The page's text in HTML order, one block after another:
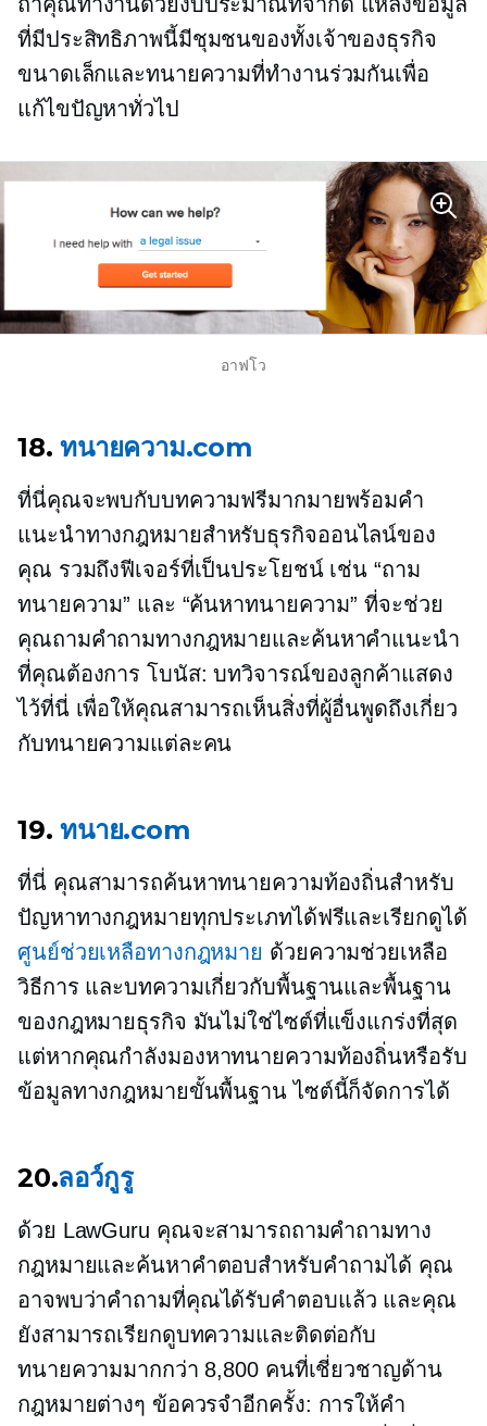
ที่มีประสิทธิภาพนี้มีชุมชนของทั้งเจ้าของธุรกิจ
ขนาดเล็กและทนายความที่ทำงานร่วมกันเพื่อ
แก้ไขปัญหาทั่วไป
อาฟโว
18.ทนายความ.com
ที่นี่คุณจะพบกับบทความฟรีมากมายพร้อมคำ
แนะนำทางกฎหมายสำหรับธุรกิจออนไลน์ของ
คุณ รวมถึงฟีเจอร์ที่เป็นประโยชน์ เช่น “ถาม
ทนายความ” และ “ค้นหาทนายความ” ที่จะช่วย
คุณถามคำถามทางกฎหมายและค้นหาคำแนะนำ
ที่คุณต้องการ โบนัส: บทวิจารณ์ของลูกค้าแสดง
ไว้ที่นี่ เพื่อให้คุณสามารถเห็นสิ่งที่ผู้อื่นพูดถึงเกี่ยว
กับทนายความแต่ละคน
19.ทนาย.com
ที่นี่ คุณสามารถค้นหาทนายความท้องถิ่นสำหรับ
ปัญหาทางกฎหมายทุกประเภทได้ฟรีและเรียกดูได้
ศูนย์ช่วยเหลือทางกฎหมาย ด้วยความช่วยเหลือ
วิธีการ และบทความเกี่ยวกับพื้นฐานและพื้นฐาน
ของกฎหมายธุรกิจ มันไม่ใช่ไซต์ที่แข็งแกร่งที่สุด
แต่หากคุณกำลังมองหาทนายความท้องถิ่นหรือรับ
ข้อมูลทางกฎหมายขั้นพื้นฐาน ไซต์นี้ก็จัดการได้
20.ลอว์กูรู
ด้วย LawGuru คุณจะสามารถถามคำถามทาง
กฎหมายและค้นหาคำตอบสำหรับคำถามได้ คุณ
อาจพบว่าคำถามที่คุณได้รับคำตอบแล้ว และคุณ
ยังสามารถเรียกดูบทความและติดต่อกับ
ทนายความมากกว่า 8,800 คนที่เชี่ยวชาญด้าน
กฎหมายต่างๆ ข้อควรจำอีกครั้ง: การให้คำ